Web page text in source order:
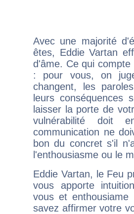
Avec une majorité
êtes, Eddie Vartan
d'âme. Ce qui
: pour vous, on
changent, les
leurs conséquences
laisser la porte de
vulnérabilité doit
communication ne
bon du concret s'il
l'enthousiasme ou le
Eddie Vartan, le Feu
vous apporte
vous et
savez affirmer votre